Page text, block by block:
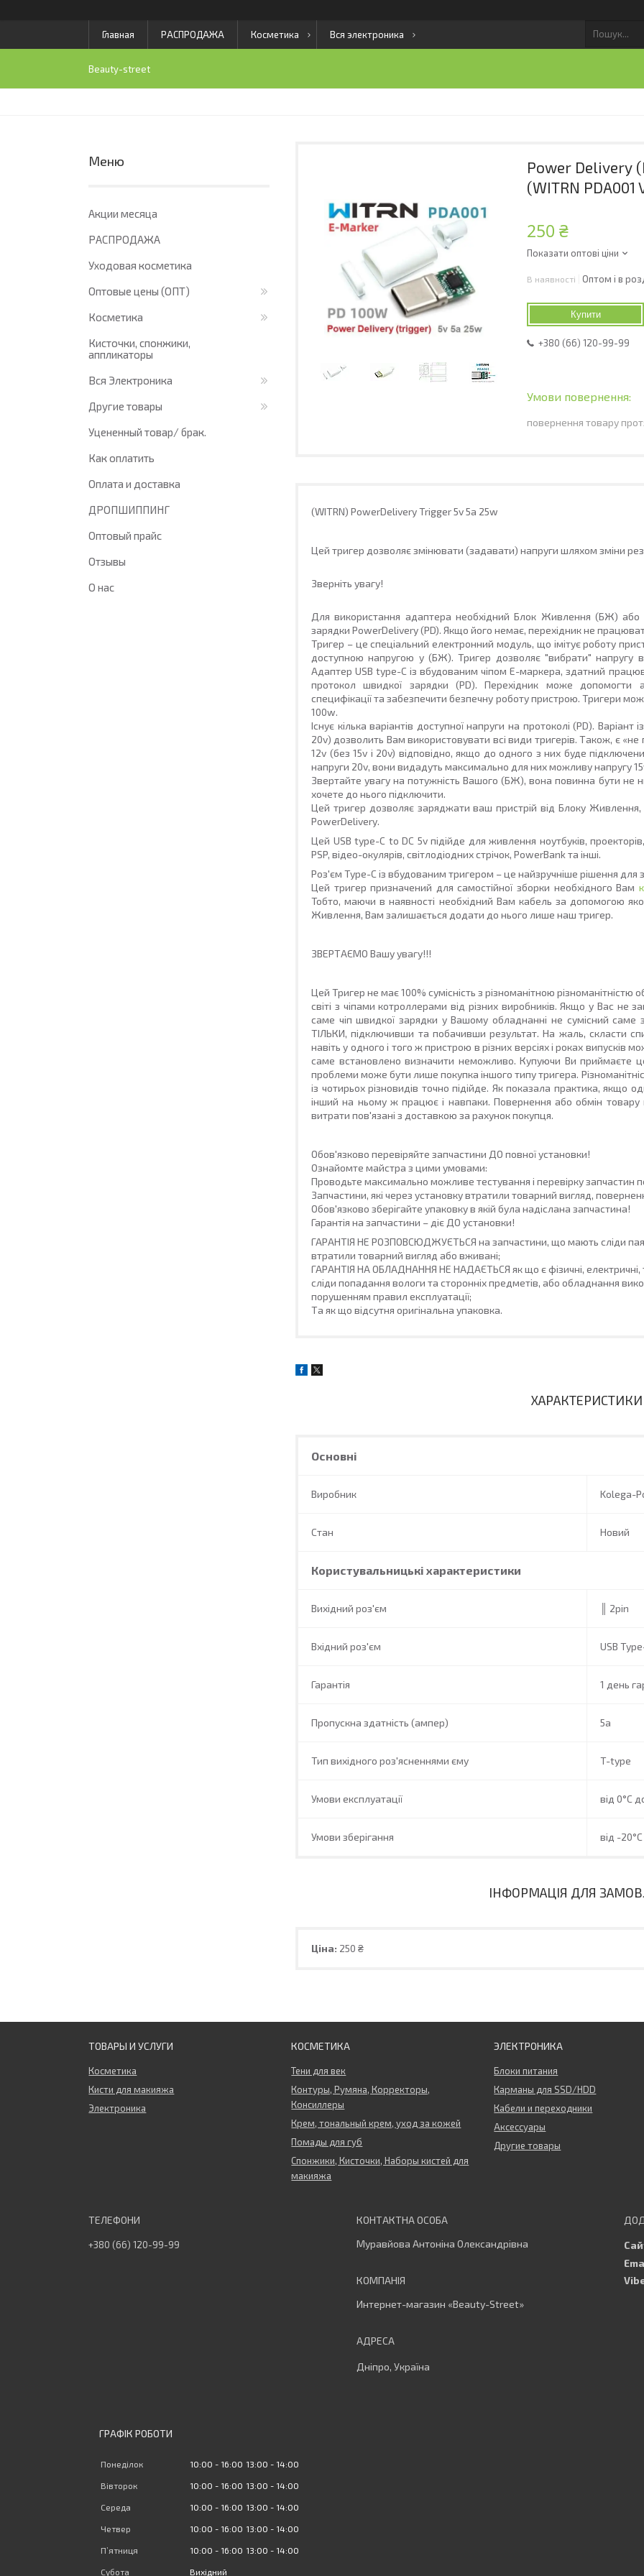
Главная РАСПРОДАЖА Косметика Вся электроника
Beauty-street
Power Delivery
(WITRN PDA001
250 ₴
Показати оптові ціни
В наявності Оптом і в
Купити
+380 (66) 120-99-99
повернення товару
(WITRN) PowerDelivery Trigger 5v 5a 25w
Цей тригер дозволяє змінювати (задавати) напруги шляхом зміни
Зверніть увагу!
Для використання адаптера необхіднийБлок Живлення (БЖ) або
зарядки PowerDelivery (PD). Якщо його немає, перехідник не
Тригер – це спеціальний електронний модуль, що імітує роботу
доступною напругою у (БЖ). Тригер дозволяє "вибрати" напругу
Адаптер USB type-C із вбудованим чіпом E-маркера, здатний
протокол швидкої зарядки (PD). Перехідник може допомогти
специфікації та забезпечити безпечну роботу пристрою. Тригери
100w.
Існує кілька варіантів доступної напруги на протоколі (PD).
20v) дозволить Вам використовувати всі види тригерів. Також, є «не
12v (без 15v і 20v) відповідно, якщо до одного з них буде
напруги 20v, вони видадуть максимально для них можливу напругу
Звертайте увагу на потужність Вашого (БЖ), вона повинна бути не
хочете до нього підключити.
Цей тригер дозволяє заряджати ваш пристрій від Блоку Живлення,
PowerDelivery.
Цей USB type-C to DC 5vпідійде для живлення ноутбуків,
PSP, відео-окулярів, світлодіодних стрічок, PowerBank та інші.
Роз'єм Type-C із вбудованим тригером – це найзручніше рішення для
Цей тригер призначений для самостійної зборки необхідного Вам
Тобто, маючи в наявності необхідний Вам кабель за допомогою
Живлення, Вам залишається додати до нього лише наш тригер.
ЗВЕРТАЄМО Вашу увагу!!!
Цей Тригер не має 100% сумісність з різноманітною
світі з чіпами котроллерами від різних виробників. Якщо у Вас не
саме чіп швидкої зарядки у Вашому обладнанні не сумісний саме
ТІЛЬКИ, підключивши та побачивши результат. На жаль, скласти
навіть у одного і того ж пристрою в різних версіях і роках випусків
саме встановлено визначити неможливо. Купуючи Ви приймаєте
проблеми може бути лише покупка іншого типу тригера.
із чотирьох різновидів точно підійде. Як показала практика,
інший на ньому ж працює і навпаки. Повернення або обмін
витрати пов'язані з доставкою за рахунок покупця.
Обов'язково перевіряйте запчастини ДО повної установки!
Ознайомте майстра з цими умовами:
Проводьте максимально можливе тестування і перевірку запчастин
Запчастини, які через установку втратили товарний вигляд,
Обов'язково зберігайте упаковку в якій була надіслана запчастина!
Гарантія на запчастини – діє ДО установки!
ГАРАНТІЯ НЕ РОЗПОВСЮДЖУЄТЬСЯ на запчастини, що мають сліди
втратили товарний вигляд або вживані;
ГАРАНТІЯ НА ОБЛАДНАННЯ НЕ НАДАЄТЬСЯ як що є фізичні, електричні,
сліди попадання вологи та сторонніх предметів, або обладнання
порушенням правил експлуатації;
Та як що відсутня оригінальна упаковка.
ХАРАКТЕРИСТИКИ
Основні
Виробник Kolega-
Стан Новий
Користувальницькі характеристики
Вихідний роз'єм ║ 2pin
Вхідний роз'єм USB
Гарантія 1 день
Пропускна здатність (ампер) 5a
Тип вихідного роз'ясненнями єму T-type
Умови експлуатації від 0°C
Умови зберігання від -
ІНФОРМАЦІЯ ДЛЯ
Ціна: 250 ₴
Акции месяца
РАСПРОДАЖА
Уходовая косметика
Оптовые цены (ОПТ)
Косметика
Кисточки, спонжики,
аппликаторы
Вся Электроника
Другие товары
Уцененный товар/ брак.
Как оплатить
Оплата и доставка
ДРОПШИППИНГ
Оптовый прайс
Отзывы
О нас
ТОВАРЫ И УСЛУГИ
Косметика
Кисти для макияжа
Электроника
КОСМЕТИКА
Тени для век
Контуры, Румяна, Корректоры,
Консиллеры
Крем, тональный крем, уход за кожей
Помады для губ
Спонжики, Кисточки, Наборы кистей для
макияжа
ЭЛЕКТРОНИКА
Блоки питания
Карманы для SSD/HDD
Кабели и переходники
Аксессуары
Другие товары
+380 (66) 120-99-99 Муравйова Антоніна Олександрівна
Интернет-магазин «Beauty-Street»
Дніпро, Україна
ГРАФІК РОБОТИ
Понеділок 10:00 16:00 13:00 14:00
Вівторок 10:00 16:00 13:00 14:00
Середа 10:00 16:00 13:00 14:00
Четвер 10:00 16:00 13:00 14:00
Пʼятниця 10:00 16:00 13:00 14:00
Субота Вихідний